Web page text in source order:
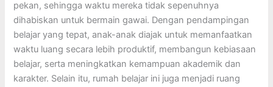
pekan, sehingga waktu mereka tidak sepenuhnya
dihabiskan untuk bermain gawai. Dengan pendampingan
belajar yang tepat, anak-anak diajak untuk memanfaatkan
waktu luang secara lebih produktif, membangun kebiasaan
belajar, serta meningkatkan kemampuan akademik dan
karakter. Selain itu, rumah belajar ini juga menjadi ruang